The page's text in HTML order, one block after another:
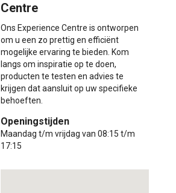
Centre
Ons Experience Centre is ontworpen
om u een zo prettig en efficiënt
mogelijke ervaring te bieden. Kom
langs om inspiratie op te doen,
producten te testen en advies te
krijgen dat aansluit op uw specifieke
behoeften.
Openingstijden
Maandag t/m vrijdag van 08:15 t/m
17:15